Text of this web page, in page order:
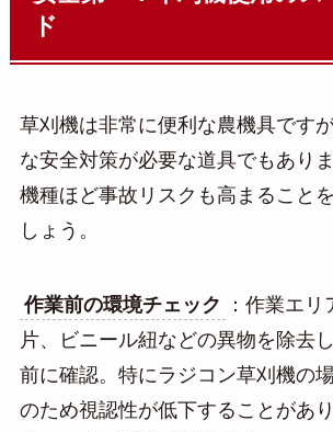
ド
草刈機は非常に便利な農機具です
な安全対策が必要な道具でもあり
機種ほど事故リスクも高まること
しょう。
作業前の環境チェック
：作業エ
片、ビニール紐などの異物を除去
前に確認。特にラジコン草刈機の
のため視認性が低下することがあ